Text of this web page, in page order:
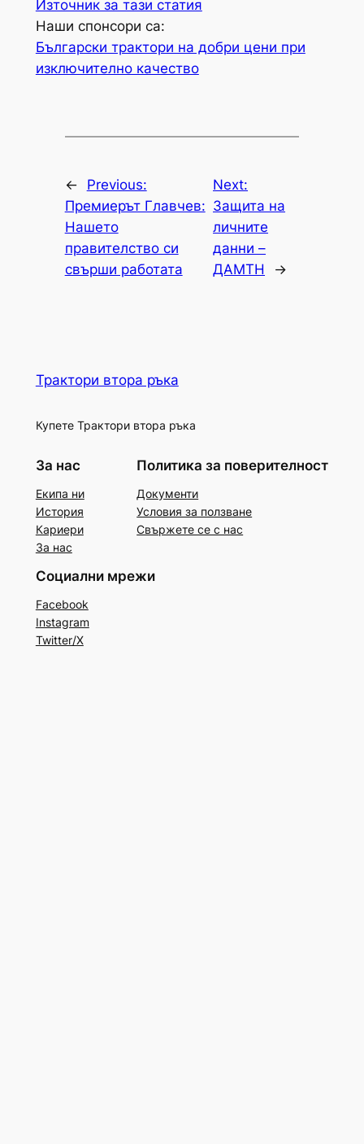
Източник за тази статия
Наши спонсори са:
Български трактори на добри цени при
изключително качество
←
Previous:
Премиерът Главчев:
Нашето
правителство си
свърши работата
Next:
Защита на
личните
данни –
ДАМТН
→
Трактори втора ръка
Купете Трактори втора ръка
За нас
Екипа ни
История
Кариери
За нас
Политика за поверителност
Документи
Условия за ползване
Свържете се с нас
Социални мрежи
Facebook
Instagram
Twitter/X